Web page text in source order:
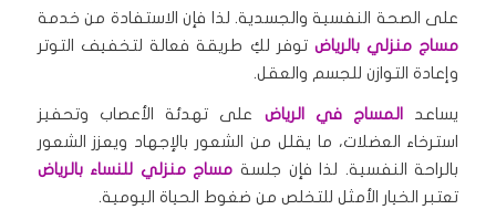
على الصحة النفسية والجسدية. لذا فإن الاستفادة من خدمة
مساج منزلي بالرياض توفر لكِ طريقة فعالة لتخفيف التوتر
وإعادة التوازن للجسم والعقل.
يساعد المساج في الرياض على تهدئة الأعصاب وتحفيز
استرخاء العضلات، ما يقلل من الشعور بالإجهاد ويعزز الشعور
بالراحة النفسية. لذا فإن جلسة مساج منزلي للنساء بالرياض
تعتبر الخيار الأمثل للتخلص من ضغوط الحياة اليومية.